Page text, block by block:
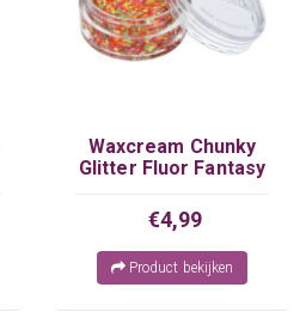
Waxcream Chunky
Glitter Fluor Fantasy
€4,99
Product bekijken